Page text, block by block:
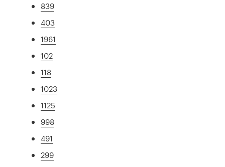
839
403
1961
102
118
1023
1125
998
491
299